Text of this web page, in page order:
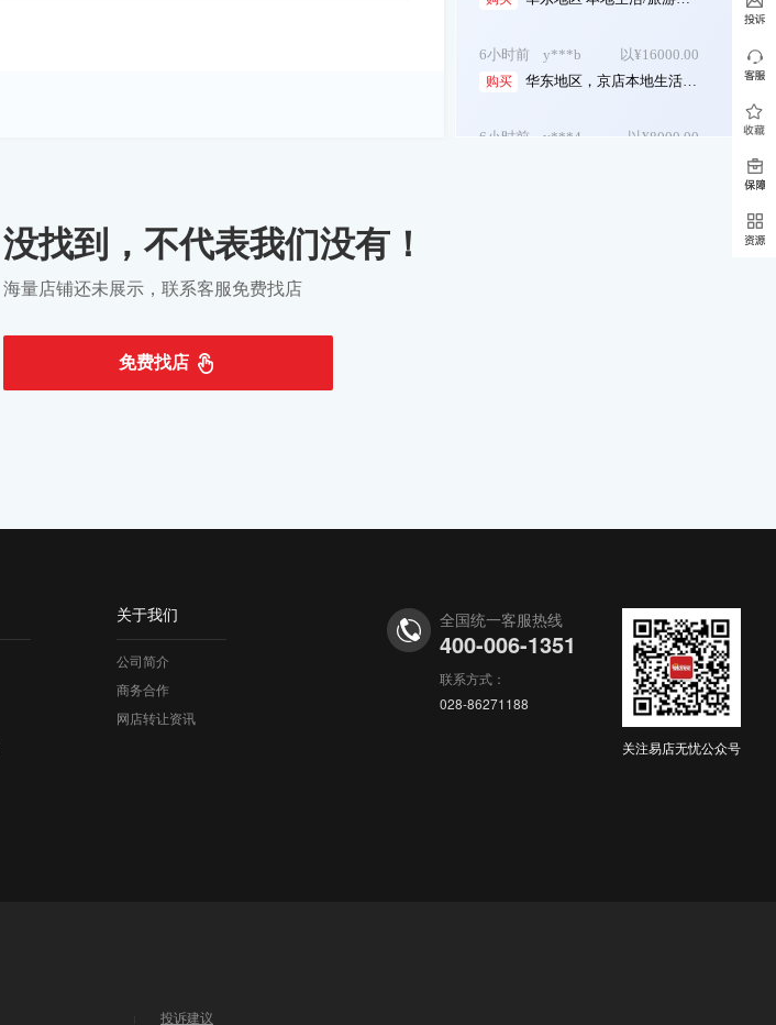
购买 华东地区，京店本地生活专营店， 一般纳税...
6小时前 y***6 以¥8000.00
6小时前 y***9 以¥35000.00
购买 华东地区 京店专营店 本地生活-商超卡 无扣...
6小时前 以¥3000.00
没找到，不代表我们没有！
海量店铺还未展示，联系客服免费找店
免费找店
关于我们
公司简介
商务合作
网店转让资讯
全国统一客服热线
400-006-1351
联系方式：
028-86271188
关注易店无忧公众号
投诉建议